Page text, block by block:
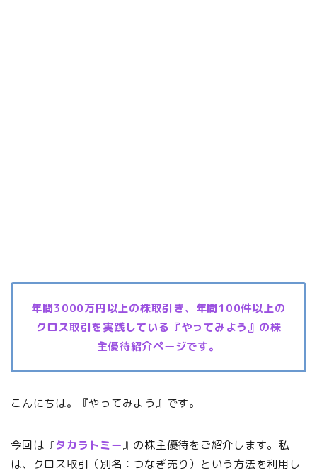
年間3000万円以上の株取引き、年間100件以上の
クロス取引を実践している『やってみよう』の株
主優待紹介ページです。
こんにちは。『やってみよう』です。
今回は『タカラトミー』の株主優待をご紹介します。私
は、クロス取引（別名：つなぎ売り）という方法を利用し